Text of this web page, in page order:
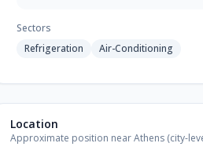
Sectors
Refrigeration
Air-Conditioning
Location
Approximate position near Athens (city-